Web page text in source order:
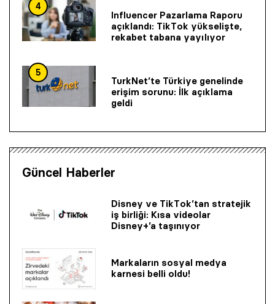
4
Influencer Pazarlama Raporu
açıklandı: TikTok yükselişte,
rekabet tabana yayılıyor
5
TurkNet’te Türkiye genelinde
erişim sorunu: İlk açıklama
geldi
Güncel Haberler
Disney ve TikTok’tan stratejik
iş birliği: Kısa videolar
Disney+’a taşınıyor
Markaların sosyal medya
karnesi belli oldu!